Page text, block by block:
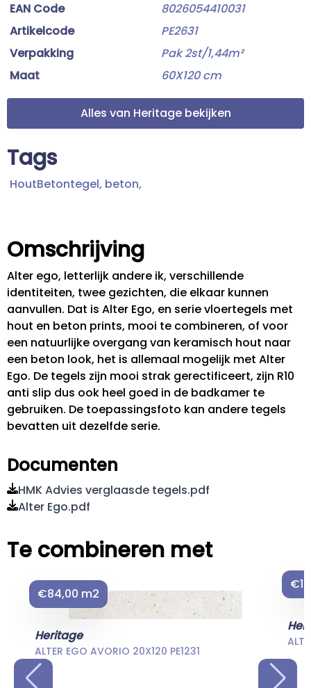
EAN Code
8026054410031
Artikelcode
PE2631
Verpakking
Pak 2st/1,44m²
Maat
60X120 cm
Alles van Heritage bekijken
Tags
HoutBetontegel, beton,
Omschrijving
Alter ego, letterlijk andere ik, verschillende
identiteiten, twee gezichten, die elkaar kunnen
aanvullen. Dat is Alter Ego, en serie vloertegels met
hout en beton prints, mooi te combineren, of voor
een natuurlijke overgang van keramisch hout naar
een beton look, het is allemaal mogelijk met Alter
Ego. De tegels zijn mooi strak gerectificeert, zijn R10
anti slip dus ook heel goed in de badkamer te
gebruiken. De toepassingsfoto kan andere tegels
bevatten uit dezelfde serie.
Documenten
HMK Advies verglaasde tegels.pdf
Alter Ego.pdf
Te combineren met
€84,00 m2
Heritage
ALTER EGO AVORIO 20X120 PE1231